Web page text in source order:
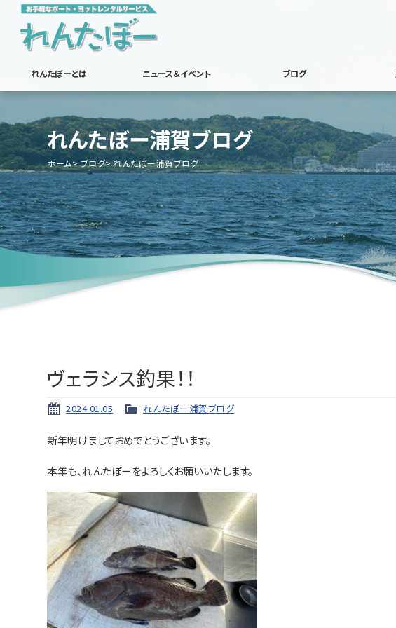
れんたぼーとは ニュース&イベント ブログ
れんたぼー浦賀ブログ
ホーム ブログ れんたぼー浦賀ブログ
ヴェラシス釣果！！
2024.01.05 れんたぼー浦賀ブログ
新年明けましておめでとうございます。
本年も、れんたぼーをよろしくお願いいたします。